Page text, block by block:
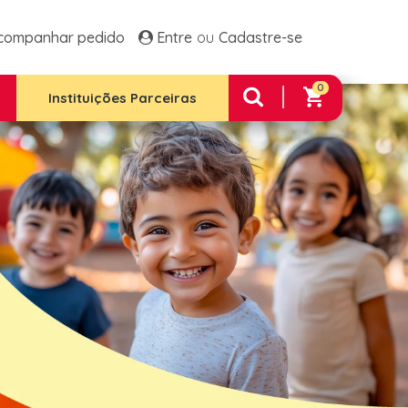
pedido Entre Cadastre-se
0
2
Premium
Integral 12 Unidades
Instituições Parceiras